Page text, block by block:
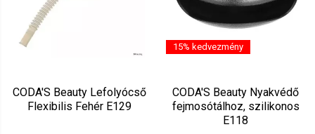
CODA'S Beauty Lefolyócső
Flexibilis Fehér E129
15% kedvezmény
CODA'S Beauty Nyakvédő
fejmosótálhoz, szilikonos
E118